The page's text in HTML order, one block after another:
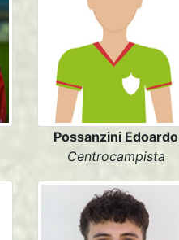
Possanzini Edoardo
Centrocampista